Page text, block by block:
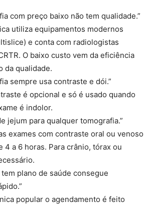
com preço baixo não tem qualidade.”
utiliza equipamentos modernos
e conta com radiologistas
O baixo custo vem da eficiência
da qualidade.
sempre usa contraste e dói.”
é opcional e só é usado quando
é indolor.
jejum para qualquer tomografia.”
exames com contraste oral ou venoso
4 a 6 horas. Para crânio, tórax ou
tem plano de saúde consegue
popular o agendamento é feito